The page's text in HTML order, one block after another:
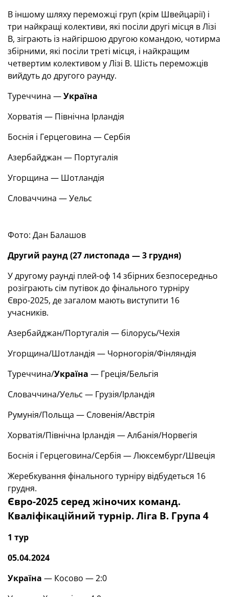
В іншому шляху переможці груп (крім Швейцарії) і
три найкращі колективи, які посіли другі місця в Лізі
B, зіграють із найгіршою другою командою, чотирма
збірними, які посіли треті місця, і найкращим
четвертим колективом у Лізі B. Шість переможців
вийдуть до другого раунду.
Туреччина —Україна
Хорватія — Північна Ірландія
Боснія і Герцеговина — Сербія
Азербайджан — Португалія
Угорщина — Шотландія
Словаччина — Уельс
Фото: Дан Балашов
Другий раунд (27 листопада — 3 грудня)
У другому раунді плей-оф 14 збірних безпосередньо
розіграють сім путівок до фінального турніру
Євро-2025, де загалом мають виступити 16
учасників.
Азербайджан/Португалія — білорусь/Чехія
Угорщина/Шотландія — Чорногорія/Фінляндія
Туреччина/Україна — Греція/Бельгія
Словаччина/Уельс — Грузія/Ірландія
Румунія/Польща — Словенія/Австрія
Хорватія/Північна Ірландія — Албанія/Норвегія
Боснія і Герцеговина/Сербія — Люксембург/Швеція
Жеребкування фінального турніру відбудеться 16
грудня.
Євро-2025 серед жіночих команд.
Кваліфікаційний турнір. Ліга В. Група 4
1 тур
05.04.2024
Україна — Косово — 2:0